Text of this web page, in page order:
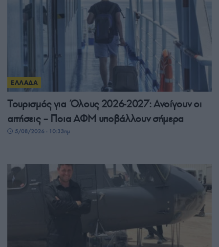
ΕΛΛΑΔΑ
Τουρισμός για Όλους 2026-2027: Ανοίγουν οι
αιτήσεις – Ποια ΑΦΜ υποβάλλουν σήμερα
5/08/2026 - 10:33πμ